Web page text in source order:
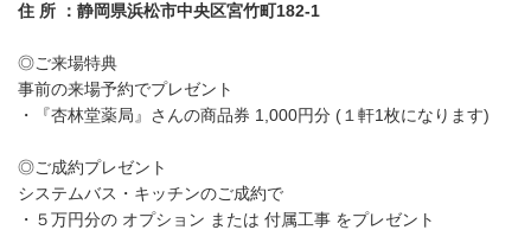
住 所 ：静岡県浜松市中央区宮竹町182-1
◎ご来場特典
事前の来場予約でプレゼント
・『杏林堂薬局』さんの商品券 1,000円分 (１軒1枚になります)
◎ご成約プレゼント
システムバス・キッチンのご成約で
・５万円分の オプション または 付属工事 をプレゼント